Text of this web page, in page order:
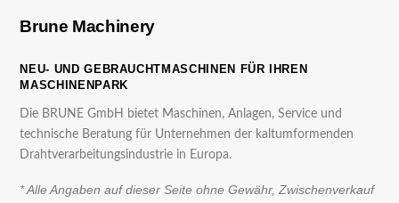
Brune Machinery
NEU- UND GEBRAUCHTMASCHINEN FÜR IHREN
MASCHINENPARK
Die BRUNE GmbH bietet Maschinen, Anlagen, Service und
technische Beratung für Unternehmen der kaltumformenden
Drahtverarbeitungsindustrie in Europa.
* Alle Angaben auf dieser Seite ohne Gewähr, Zwischenverkauf